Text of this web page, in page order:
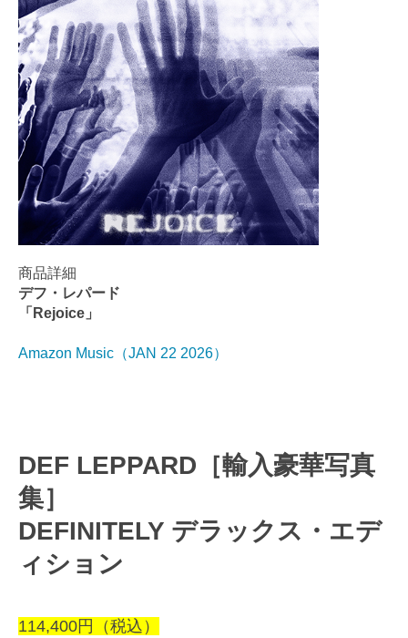
商品詳細
デフ・レパード
「Rejoice」
Amazon Music（JAN 22 2026）
DEF LEPPARD［輸入豪華写真
集］
DEFINITELY デラックス・エデ
ィション
114,400円（税込）